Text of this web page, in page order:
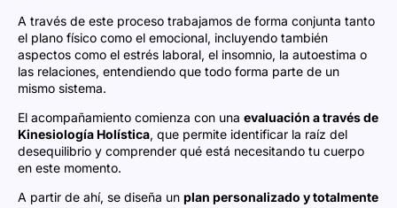
A través de este proceso trabajamos de forma conjunta tanto
el plano físico como el emocional, incluyendo también
aspectos como el estrés laboral, el insomnio, la autoestima o
las relaciones, entendiendo que todo forma parte de un
mismo sistema.
El acompañamiento comienza con una evaluación atravésde
Kinesiología Holística, que permite identificar la raíz del
desequilibrio y comprender qué está necesitando tu cuerpo
en este momento.
A partir de ahí, se diseña un plan personalizado ytotalmente